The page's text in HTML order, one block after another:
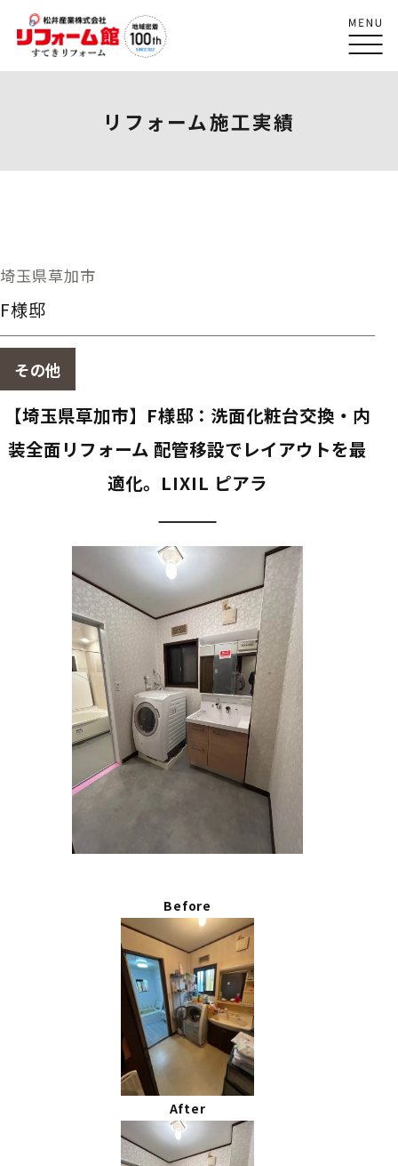
リフォーム施工実績
埼玉県草加市
F様邸
その他
【埼玉県草加市】F様邸：洗面化粧台交換・内
装全面リフォーム 配管移設でレイアウトを最
適化。LIXIL ピアラ
Before
After